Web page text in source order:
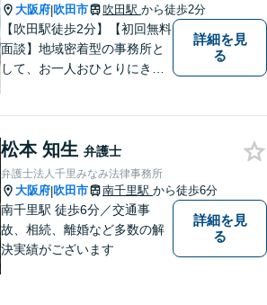
大阪府|吹田市 吹田駅 から徒歩2分
【吹田駅徒歩2分】【初回無料
面談】地域密着型の事務所と
して、お一人おひとりにきめ
ごとに対応！まずは無料相談
にお越しください。【完全個
室対応】
詳細を見
る
松本 知生 弁護士
弁護士法人千里みなみ法律事務所
大阪府|吹田市 南千里駅 から徒歩6分
南千里駅 徒歩6分／交通事
故、相続、離婚など多数の解
決実績がございます
詳細を見
る